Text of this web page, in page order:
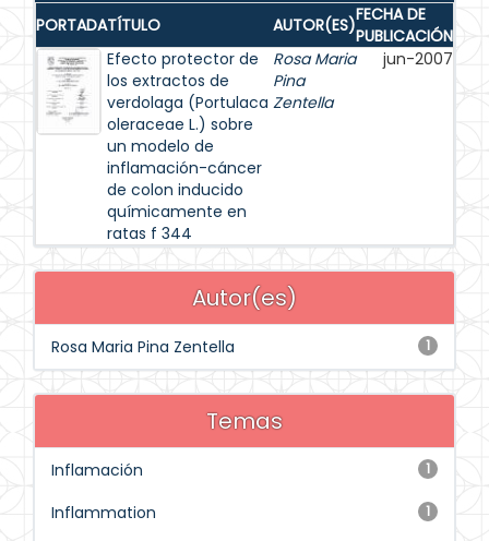
PORTADATÍTULO AUTOR(ES)FECHA DE
PUBLICACIÓN
Efecto protector de
los extractos de
verdolaga (Portulaca
oleraceae L.) sobre
un modelo de
inflamación-cáncer
de colon inducido
químicamente en
ratas f 344
Rosa Maria
Pina
Zentella
jun-2007
Autor(es)
1
Rosa Maria Pina Zentella
Temas
1
Inflamación
1
Inflammation